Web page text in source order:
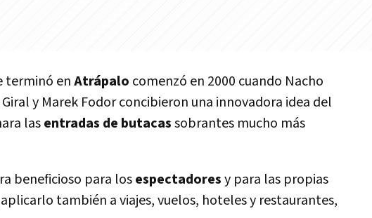
terminó enAtrápalo comenzó en 2000 cuando Nacho
y Marek Fodor concibieron una innovadora idea del
lasentradas de butacassobrantes mucho más
beneficioso para losespectadoresy para las propias
también a viajes, vuelos, hoteles y restaurantes,